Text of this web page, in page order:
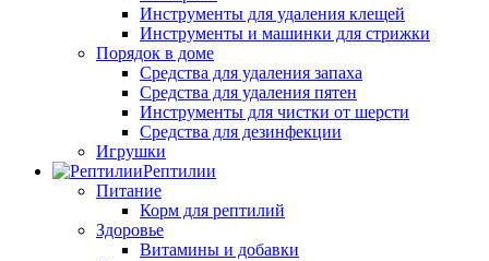
Инструменты для удаления клещей
Инструменты и машинки для стрижки
Порядок в доме
Средства для удаления запаха
Средства для удаления пятен
Инструменты для чистки от шерсти
Средства для дезинфекции
Игрушки
Рептилии
Питание
Корм для рептилий
Здоровье
Витамины и добавки